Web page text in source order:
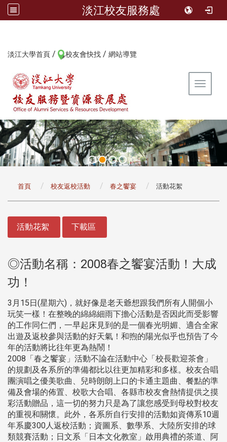
淡江校友服務處
淡江大學首頁 / 校友會快找 / 網站導覽
Toggle
首頁 校友返校活動 春之饗宴 活動花絮
活動花絮 下載區
◎活動名稱：2008春之饗宴活動！大成
功！
3月15日(星期六)，就好像是老天爺想跟我們所有人開個小
玩笑一樣！在整晚的綿綿細雨下擔心活動是否因此而受影響
的工作同仁們，一早起床見到的是一個春光明媚、適合全家
出遊及返校參與活動的好天氣！和煦的陽光似乎也預告了今
年的活動將比往年更為熱鬧！
2008「春之饗宴」活動不論在活動中心「校長歡迎茶會」
的規劃及各系所的準備都比以往更加精彩和多樣。校友合唱
團演唱之優美歌曲、兒時朗朗上口的卡通主題曲、餐點的準
備及會場的佈置、校歌大合唱、各縣市校友會熱情提供之摸
彩活動贈品，這一切的努力只是為了讓您感受到母校對校友
的重視和關懷。此外，各系所自行安排的活動如資傳系10週
年系慶300人返校活動；資圖系、數學系、大陸所安排的球
類競賽活動；日文系「日本文化教室」啟用典禮的茶道、阿